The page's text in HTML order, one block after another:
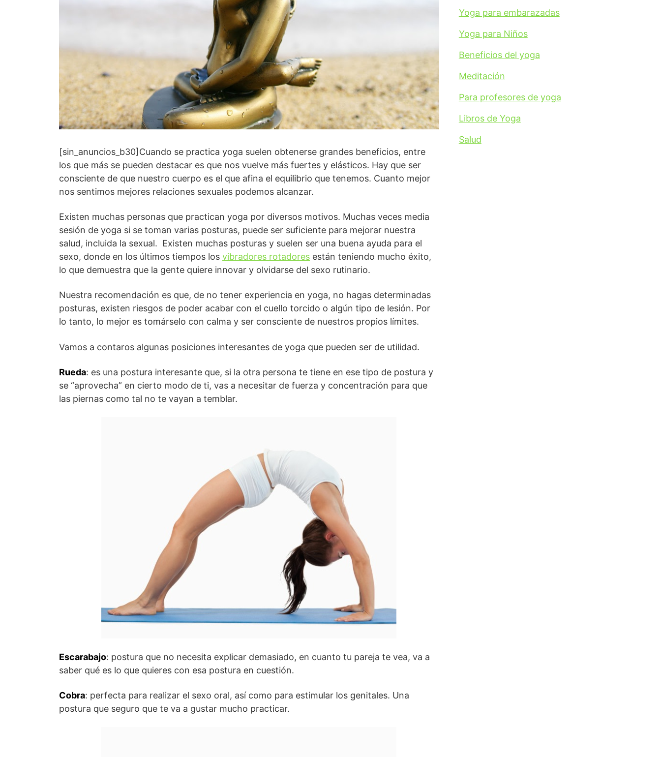
[sin_anuncios_b30]Cuando se practica yoga suelen obtenerse grandes beneficios, entre
los que más se pueden destacar es que nos vuelve más fuertes y elásticos. Hay que ser
consciente de que nuestro cuerpo es el que afina el equilibrio que tenemos. Cuanto mejor
nos sentimos mejores relaciones sexuales podemos alcanzar.
Existen muchas personas que practican yoga por diversos motivos. Muchas veces media
sesión de yoga si se toman varias posturas, puede ser suficiente para mejorar nuestra
salud, incluida la sexual. Existen muchas posturas y suelen ser una buena ayuda para el
sexo, donde en los últimos tiempos los vibradores rotadores están teniendo mucho éxito,
lo que demuestra que la gente quiere innovar y olvidarse del sexo rutinario.
Nuestra recomendación es que, de no tener experiencia en yoga, no hagas determinadas
posturas, existen riesgos de poder acabar con el cuello torcido o algún tipo de lesión. Por
lo tanto, lo mejor es tomárselo con calma y ser consciente de nuestros propios límites.
Vamos a contaros algunas posiciones interesantes de yoga que pueden ser de utilidad.
Rueda: es una postura interesante que, si la otra persona te tiene en ese tipo de postura y
se “aprovecha” en cierto modo de ti, vas a necesitar de fuerza y concentración para que
las piernas como tal no te vayan a temblar.
Escarabajo: postura que no necesita explicar demasiado, en cuanto tu pareja te vea, va a
saber qué es lo que quieres con esa postura en cuestión.
Cobra: perfecta para realizar el sexo oral, así como para estimular los genitales. Una
postura que seguro que te va a gustar mucho practicar.
Yoga para embarazadas
Yoga para Niños
Beneficios del yoga
Meditación
Para profesores de yoga
Libros de Yoga
Salud